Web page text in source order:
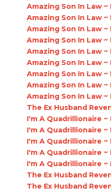
Amazing Son In Law ~
Amazing Son In Law ~
Amazing Son In Law ~
Amazing Son In Law ~
Amazing Son In Law ~
Amazing Son In Law ~
Amazing Son In Law ~
Amazing Son In Law ~
Amazing Son In Law ~
The Ex Husband
I'm A Quadrillionaire ~
I'm A Quadrillionaire ~
I'm A Quadrillionaire ~
I'm A Quadrillionaire ~
I'm A Quadrillionaire ~
The Ex Husband
The Ex Husband